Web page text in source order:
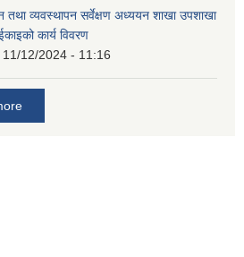
तथा व्यवस्थापन सर्वेक्षण अध्ययन शाखा उपशाखा
कार्य विवरण
11/12/2024 - 11:16